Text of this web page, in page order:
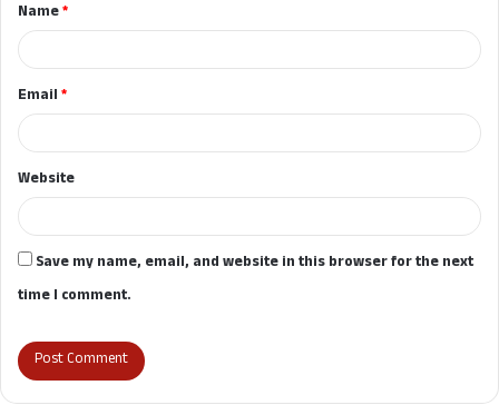
*Name*
Email*
Website
Save my name, email, and website in this browser for the next
time I comment.